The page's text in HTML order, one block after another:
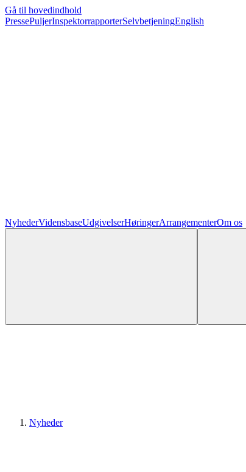
Gå til hovedindhold
PressePuljerInspektorrapporterSelvbetjeningEnglish
NyhederVidensbaseUdgivelserHøringerArrangementerOm os
Nyheder